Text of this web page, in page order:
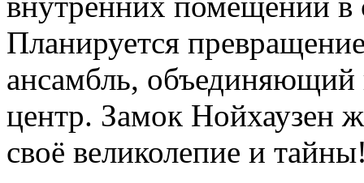
Планируется
ансамбль, объединяющий
центр. Замок Нойхаузен
своё великолепие и